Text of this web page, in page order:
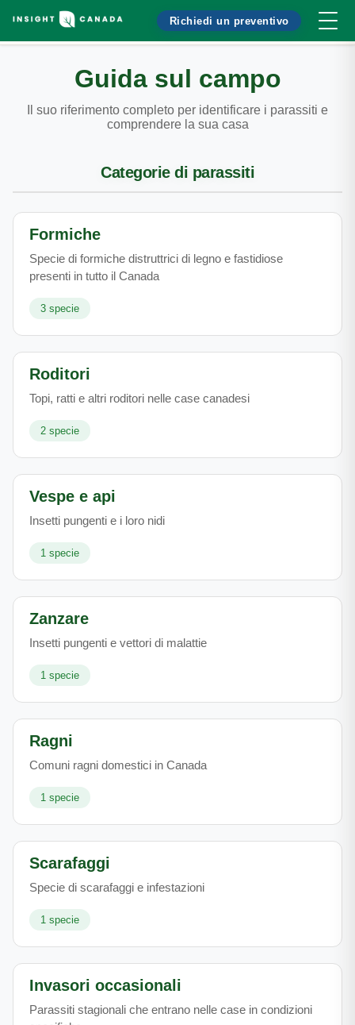
Richiedi un preventivo
Guida sul campo
Il suo riferimento completo per identificare i parassiti e
comprendere la sua casa
Categorie di parassiti
Formiche
Specie di formiche distruttrici di legno e fastidiose
presenti in tutto il Canada
3 specie
Roditori
Topi, ratti e altri roditori nelle case canadesi
2 specie
Vespe e api
Insetti pungenti e i loro nidi
1 specie
Zanzare
Insetti pungenti e vettori di malattie
1 specie
Ragni
Comuni ragni domestici in Canada
1 specie
Scarafaggi
Specie di scarafaggi e infestazioni
1 specie
Invasori occasionali
Parassiti stagionali che entrano nelle case in condizioni